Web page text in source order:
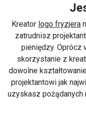
Kreator logo fryzjera
zatrudnisz
pieniędzy. Oprócz
skorzystanie z
dowolne
projektantowi jak
uzyskasz pożądanych